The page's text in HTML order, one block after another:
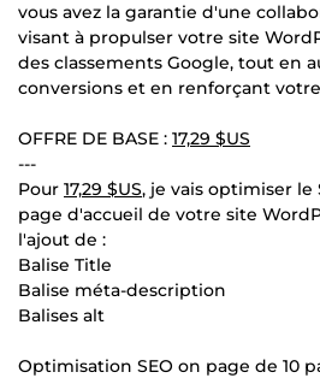
vous avez la garantie d'une
visant à propulser votre site
des classements Google, tout en
conversions et en renforçant
OFFRE DE BASE : 17,29 $US
---
Pour 17,29 $US, je vais optimiser le
page d'accueil de votre site
l'ajout de :
Balise Title
Balise méta-description
Balises alt
Optimisation SEO on page de 10